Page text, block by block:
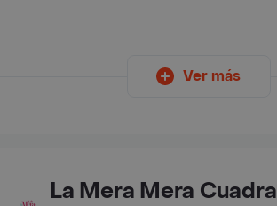
Ver más
La Mera Mera Cuadra